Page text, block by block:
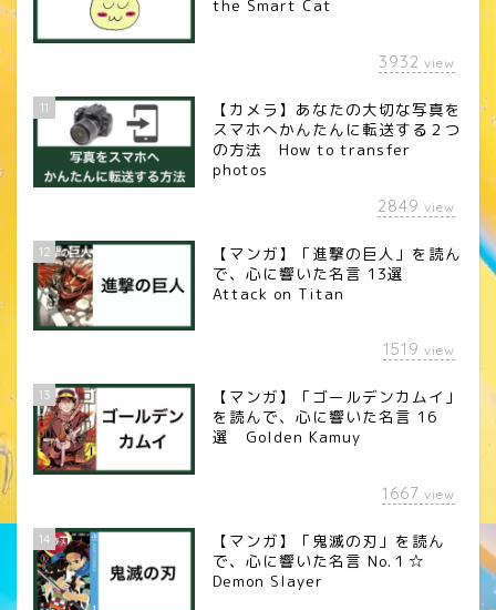
the Smart Cat
3932 view
11
【カメラ】あなたの大切な写真を
スマホへかんたんに転送する２つ
の方法 How to transfer
photos
2849 view
12
【マンガ】「進撃の巨人」を読ん
で、心に響いた名言 13選
Attack on Titan
1519 view
13
【マンガ】「ゴールデンカムイ」
を読んで、心に響いた名言 16
選 Golden Kamuy
1667 view
14
【マンガ】「鬼滅の刃」を読ん
で、心に響いた名言 No.１☆
Demon Slayer